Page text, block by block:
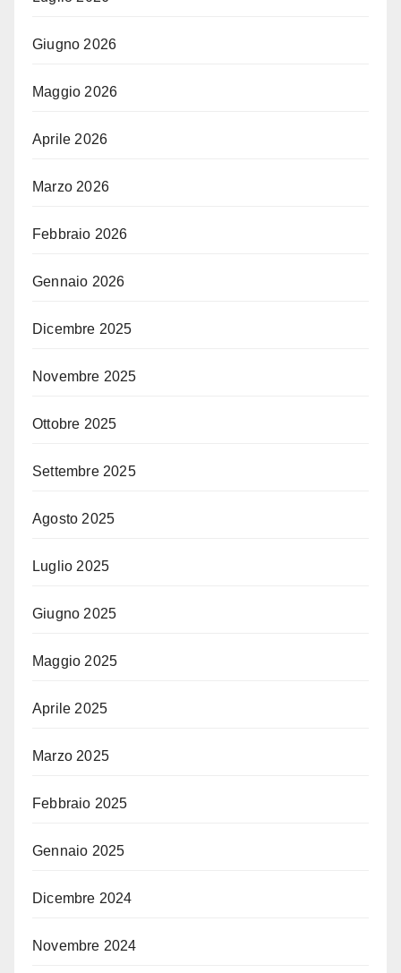
Giugno 2026
Maggio 2026
Aprile 2026
Marzo 2026
Febbraio 2026
Gennaio 2026
Dicembre 2025
Novembre 2025
Ottobre 2025
Settembre 2025
Agosto 2025
Luglio 2025
Giugno 2025
Maggio 2025
Aprile 2025
Marzo 2025
Febbraio 2025
Gennaio 2025
Dicembre 2024
Novembre 2024